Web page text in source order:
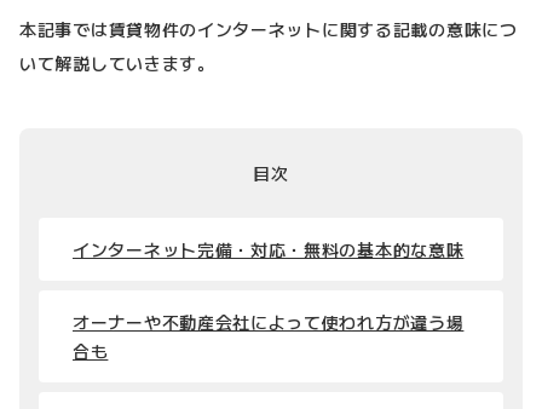
本記事では賃貸物件のインターネットに関する記載の意味につ
いて解説していきます。
目次
インターネット完備・対応・無料の基本的な意味
オーナーや不動産会社によって使われ方が違う場
合も